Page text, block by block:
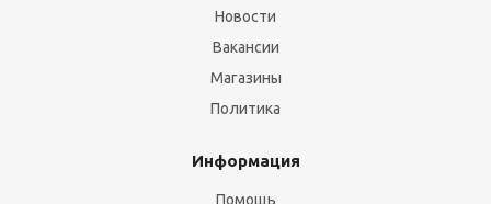
Новости
Вакансии
Магазины
Политика
Информация
Помощь